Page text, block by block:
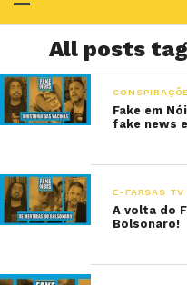
All posts
Fake em
fake news
E-FARSAS TV
A volta do
Bolsonaro!